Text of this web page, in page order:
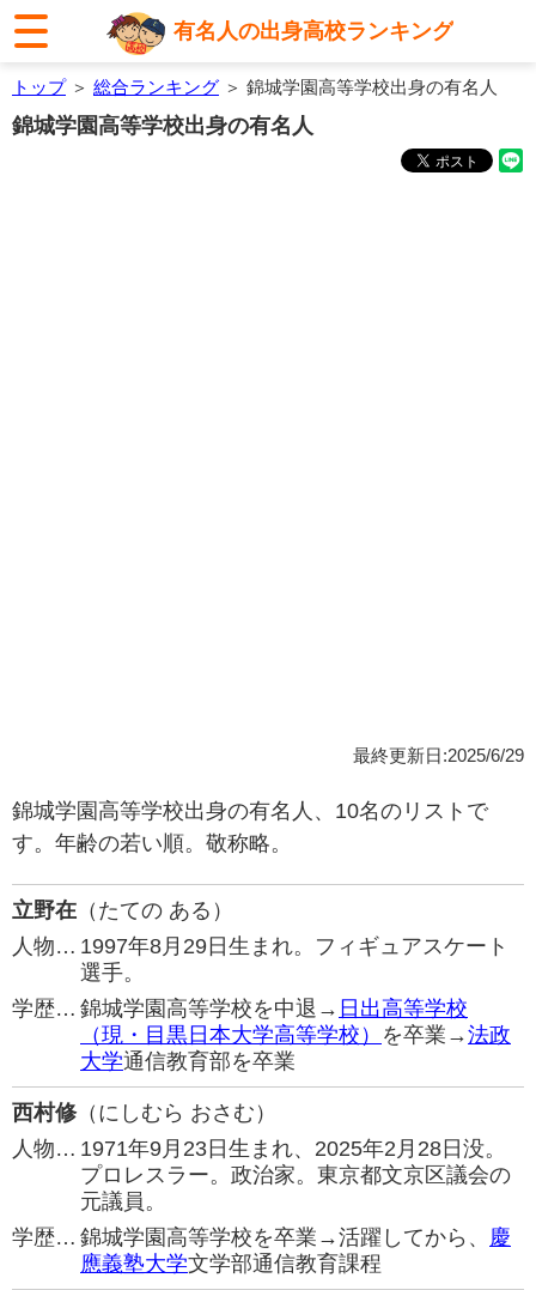
有名人の出身高校ランキング
トップ＞ 総合ランキング ＞ 錦城学園高等学校出身の有名人
錦城学園高等学校出身の有名人
最終更新日:2025/6/29
錦城学園高等学校出身の有名人、10名のリストで
す。年齢の若い順。敬称略。
立野在 （たての ある）
人物… 1997年8月29日生まれ。フィギュアスケート
選手。
学歴… 錦城学園高等学校を中退→ 日出高等学校
（現・目黒日本大学高等学校） を卒業→法政
大学通信教育部を卒業
西村修（にしむら おさむ）
人物… 1971年9月23日生まれ、2025年2月28日没。
プロレスラー。政治家。東京都文京区議会の
元議員。
学歴… 錦城学園高等学校を卒業→活躍してから、 慶
應義塾大学文学部通信教育課程